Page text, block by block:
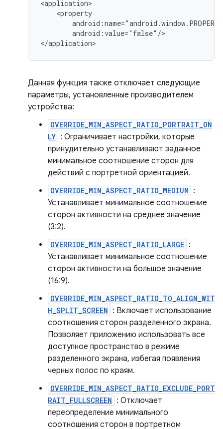
android:value="false"/>
Данная функция также отключает следующие
параметры, установленные производителем
устройства:
OVERRIDE_MIN_ASPECT_RATIO_PORTRAIT_ON
LY : Ограничивает настройки, которые
принудительно устанавливают заданное
минимальное соотношение сторон для
действий с портретной ориентацией.
OVERRIDE_MIN_ASPECT_RATIO_MEDIUM :
Устанавливает минимальное соотношение
сторон активности на среднее значение
(3:2).
OVERRIDE_MIN_ASPECT_RATIO_LARGE :
Устанавливает минимальное соотношение
сторон активности на большое значение
(16:9).
OVERRIDE_MIN_ASPECT_RATIO_TO_ALIGN_WIT
H_SPLIT_SCREEN : Включает использование
соотношения сторон разделенного экрана.
Позволяет приложению использовать все
доступное пространство в режиме
разделенного экрана, избегая появления
черных полос по краям.
OVERRIDE_MIN_ASPECT_RATIO_EXCLUDE_PORT
RAIT_FULLSCREEN : Отключает
переопределение минимального
соотношения сторон в портретном